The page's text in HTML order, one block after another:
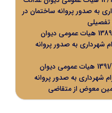
به صدور پروانه ساختمان در
تفصیلی
رای شماره 399 مورخ 1389/10/06 هیات عمومی دیوان
شهرداری به صدور پروانه
رای شماره 484 مورخ 1391/07/17 هیات عمومی دیوان
شهرداری به صدور پروانه
معوض از متقاضی